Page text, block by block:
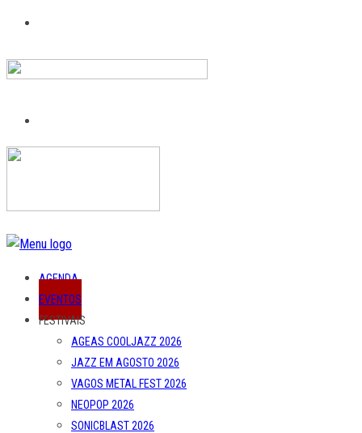
AGENDA
EVENTOS
FESTIVAIS
AGEAS COOLJAZZ 2026
JAZZ EM AGOSTO 2026
VAGOS METAL FEST 2026
NEOPOP 2026
SONICBLAST 2026